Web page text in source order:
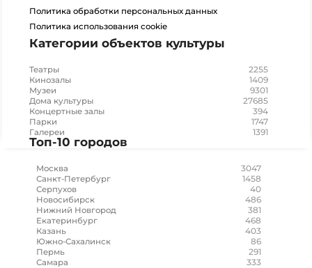
Политика обработки персональных данных
Политика использования cookie
Категории объектов культуры
Театры 2255
Кинозалы 1409
Музеи 9301
Дома культуры 27685
Концертные залы 394
Парки 1747
Галереи 1391
Топ-10 городов
Москва 3047
Санкт-Петербург 1458
Серпухов 40
Новосибирск 486
Нижний Новгород 381
Екатеринбург 468
Казань 403
Южно-Сахалинск 86
Пермь 291
Самара 333